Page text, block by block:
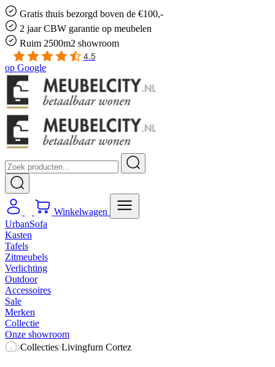
Gratis thuis bezorgd boven de €100,-
2 jaar CBW garantie op meubelen
Ruim 2500m2 showroom
4.5
op Google
Winkelwagen
UrbanSofa
Kasten
Tafels
Zitmeubels
Verlichting
Outdoor
Accessoires
Sale
Merken
Collectie
Onze showroom
Collecties Livingfurn Cortez